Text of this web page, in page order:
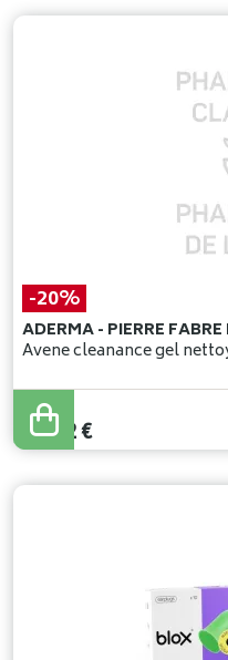
-20%
ADERMA - PIERRE
19,90
15,92€